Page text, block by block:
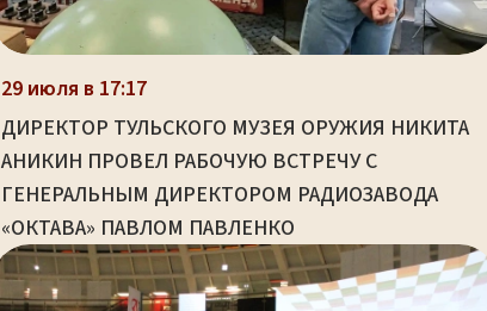
29 июля в 17:17
ДИРЕКТОР ТУЛЬСКОГО МУЗЕЯ ОРУЖИЯ НИКИТА
АНИКИН ПРОВЕЛ РАБОЧУЮ ВСТРЕЧУ С
ГЕНЕРАЛЬНЫМ ДИРЕКТОРОМ РАДИОЗАВОДА
«ОКТАВА» ПАВЛОМ ПАВЛЕНКО